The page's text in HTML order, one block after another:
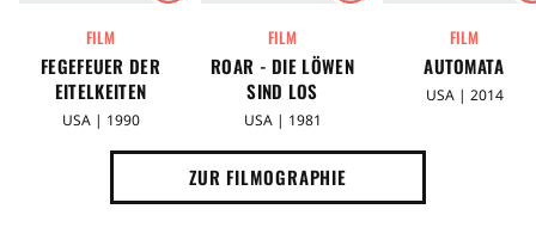
FILM
FEGEFEUER DER
EITELKEITEN
USA | 1990
FILM
ROAR - DIE LÖWEN
SIND LOS
USA | 1981
FILM
AUTOMATA
USA | 2014
ZUR FILMOGRAPHIE